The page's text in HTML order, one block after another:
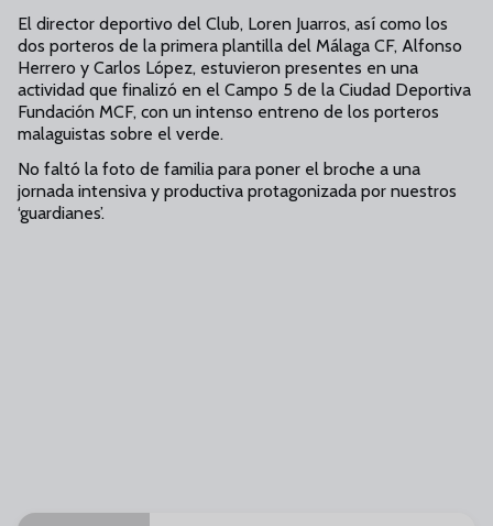
El director deportivo del Club, Loren Juarros, así como los
dos porteros de la primera plantilla del Málaga CF, Alfonso
Herrero y Carlos López, estuvieron presentes en una
actividad que finalizó en el Campo 5 de la Ciudad Deportiva
Fundación MCF, con un intenso entreno de los porteros
malaguistas sobre el verde.
No faltó la foto de familia para poner el broche a una
jornada intensiva y productiva protagonizada por nuestros
‘guardianes’.